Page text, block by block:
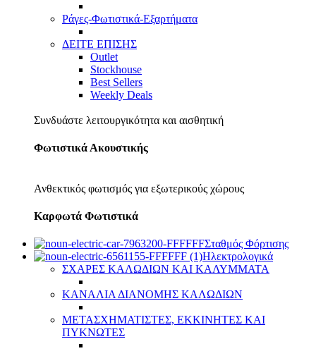
Ράγες-Φωτιστικά-Εξαρτήματα
ΔΕΙΤΕ ΕΠΙΣΗΣ
Outlet
Stockhouse
Best Sellers
Weekly Deals
Συνδυάστε λειτουργικότητα και αισθητική
Φωτιστικά Ακουστικής
Ανθεκτικός φωτισμός για εξωτερικούς χώρους
Καρφωτά Φωτιστικά
Σταθμός Φόρτισης
Ηλεκτρολογικά
ΣΧΑΡΕΣ ΚΑΛΩΔΙΩΝ ΚΑΙ ΚΑΛΥΜΜΑΤΑ
ΚΑΝΑΛΙΑ ΔΙΑΝΟΜΗΣ ΚΑΛΩΔΙΩΝ
ΜΕΤΑΣΧΗΜΑΤΙΣΤΕΣ, ΕΚΚΙΝΗΤΕΣ ΚΑΙ
ΠΥΚΝΩΤΕΣ